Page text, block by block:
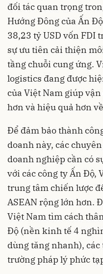
đối tác quan trọng
Hướng Đông của Ấn
38,23 tỷ USD vốn FDI
sự ưu tiên cải thiện
tầng chuỗi cung ứng.
logistics đang được
của Việt Nam giúp
hơn và hiệu quả hơn
Để đảm bảo thành
doanh này, các
doanh nghiệp cần có
với các công ty Ấn Độ,
trung tâm chiến lược
ASEAN rộng lớn hơn.
Việt Nam tìm cách
Độ (nền kinh tế 4
dùng tăng nhanh),
trường pháp lý phức